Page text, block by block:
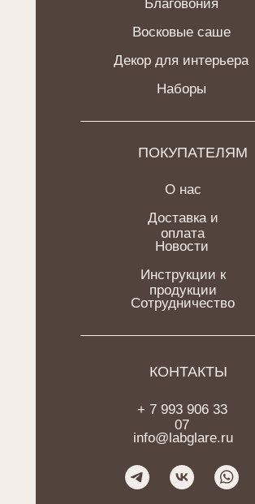
Благовония
Сотрудничество
Инструкции к
продукции
Новости
Доставка и
оплата
О нас
Восковые саше
Декор для интерьера
Наборы
+ 7 993 906 33
07
info@labglare.ru
ПОКУПАТЕЛЯМ
КОНТАКТЫ